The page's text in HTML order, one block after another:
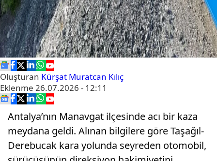
Oluşturan Kürşat Muratcan Kılıç
Eklenme 26.07.2026 - 12:11
Antalya’nın Manavgat ilçesinde acı bir kaza
meydana geldi. Alınan bilgilere göre Taşağıl-
Derebucak kara yolunda seyreden otomobil,